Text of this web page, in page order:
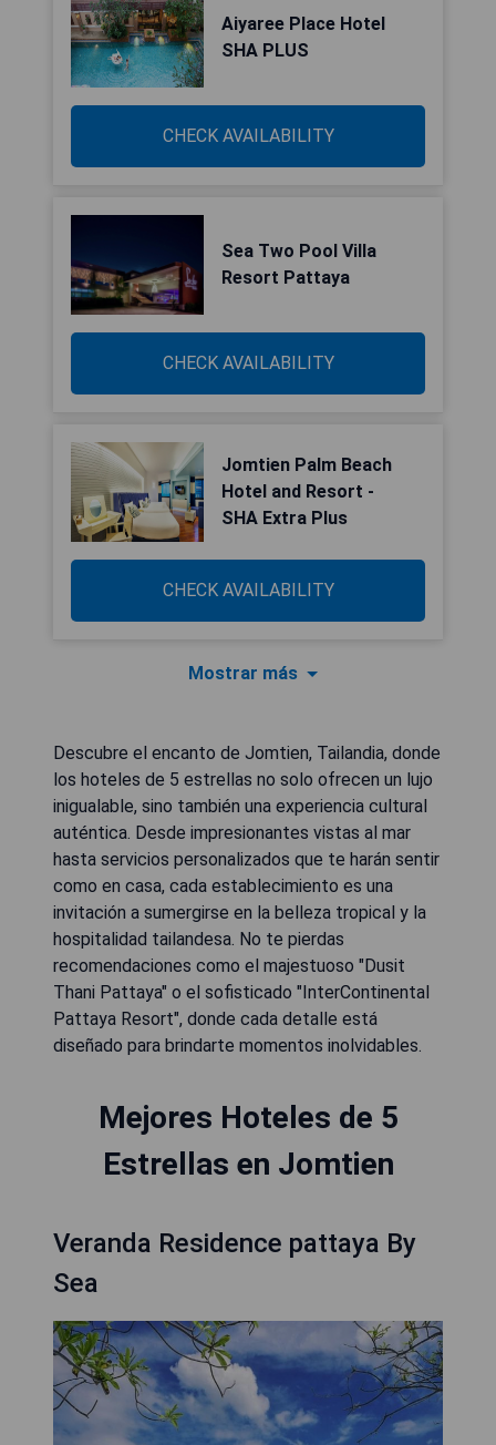
Aiyaree Place Hotel
SHA PLUS
CHECK AVAILABILITY
Sea Two Pool Villa
Resort Pattaya
CHECK AVAILABILITY
Jomtien Palm Beach
Hotel and Resort -
SHA Extra Plus
CHECK AVAILABILITY
Mostrar más
Descubre el encanto de Jomtien, Tailandia, donde
los hoteles de 5 estrellas no solo ofrecen un lujo
inigualable, sino también una experiencia cultural
auténtica. Desde impresionantes vistas al mar
hasta servicios personalizados que te harán sentir
como en casa, cada establecimiento es una
invitación a sumergirse en la belleza tropical y la
hospitalidad tailandesa. No te pierdas
recomendaciones como el majestuoso "Dusit
Thani Pattaya" o el sofisticado "InterContinental
Pattaya Resort", donde cada detalle está
diseñado para brindarte momentos inolvidables.
Mejores Hoteles de 5
Estrellas en Jomtien
Veranda Residence pattaya By
Sea